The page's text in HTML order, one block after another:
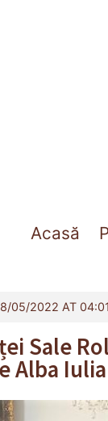
Acasă
05/2022 AT
Sale
Alba